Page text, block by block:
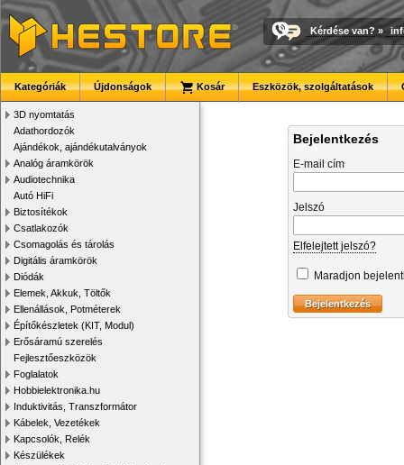
Kérdése van? »
Kategóriák Újdonságok Kosár Eszközök, szolgáltatások
3D nyomtatás
Adathordozók
Ajándékok, ajándékutalványok
Analóg áramkörök
Audiotechnika
Autó HiFi
Biztosítékok
Csatlakozók
Csomagolás és tárolás
Digitális áramkörök
Diódák
Elemek, Akkuk, Töltők
Ellenállások, Potméterek
Építőkészletek (KIT, Modul)
Erősáramú szerelés
Fejlesztőeszközök
Foglalatok
Hobbielektronika.hu
Induktivitás, Transzformátor
Kábelek, Vezetékek
Kapcsolók, Relék
Készülékek
Bejelentkezés
E-mail cím
Jelszó
Elfelejtett jelszó?
Maradjon